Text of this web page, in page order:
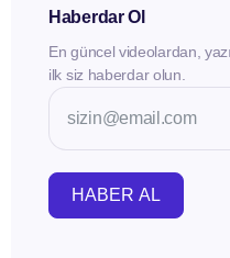
Haberdar Ol
En güncel videolardan,
ilk siz haberdar olun.
HABER AL